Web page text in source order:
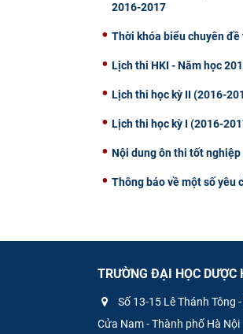
2016-2017
Thời khóa biểu chuyên đề
Lịch thi HKI - Năm học
Lịch thi học kỳ II (2016-
Lịch thi học kỳ I (2016-
Nội dung ôn thi tốt
Thông báo về một số yêu
TRƯỜNG ĐẠI HỌC DƯỢC
Số 13-15 Lê Thánh Tông
Cửa Nam - Thành phố Hà Nội